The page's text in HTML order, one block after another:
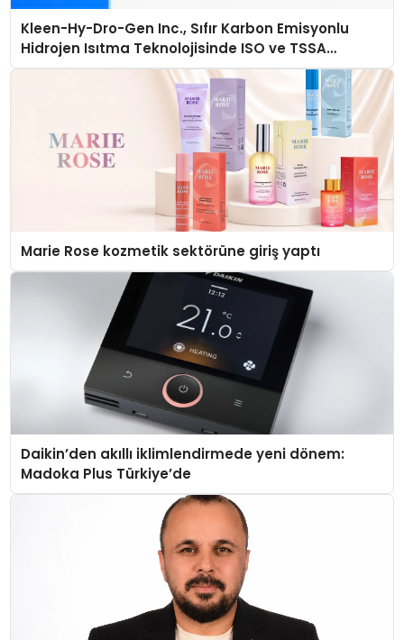
Kleen-Hy-Dro-Gen Inc., Sıfır Karbon Emisyonlu
Hidrojen Isıtma Teknolojisinde ISO ve TSSA
Düzenleyici Onaylarını Aldı
Marie Rose kozmetik sektörüne giriş yaptı
Daikin’den akıllı iklimlendirmede yeni dönem:
Madoka Plus Türkiye’de